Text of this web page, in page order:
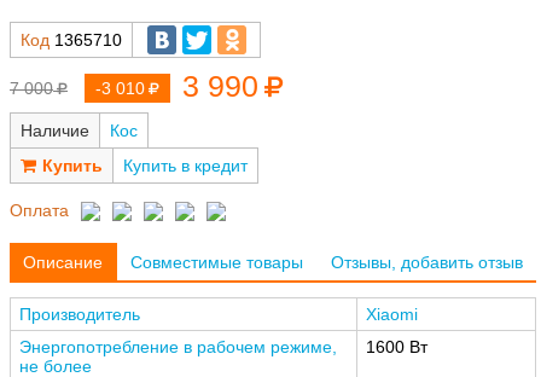
Код 1365710
7 000 -3 010 3 990
Наличие
Кос
Купить в кредит
Оплата
Описание Совместимые товары Отзывы, добавить отзыв
Производитель
Xiaomi
Энергопотребление в рабочем режиме,
не более
1600 Вт